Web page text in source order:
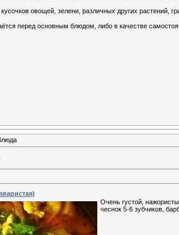
овощей, зелени, различных других растений,
перед основным блюдом, либо в качестве
Очень густой,
чеснок 5-6 зубчиков,